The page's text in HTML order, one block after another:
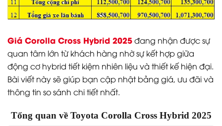
Giá Corolla Cross Hybrid 2025đang nhận được sự
quan tâm lớn từ khách hàng nhờ sự kết hợp giữa
động cơ hybrid tiết kiệm nhiên liệu và thiết kế hiện đại.
Bài viết này sẽ giúp bạn cập nhật bảng giá, ưu đãi và
thông tin so sánh chi tiết nhất.
Tổng quan về Toyota Corolla Cross Hybrid 2025